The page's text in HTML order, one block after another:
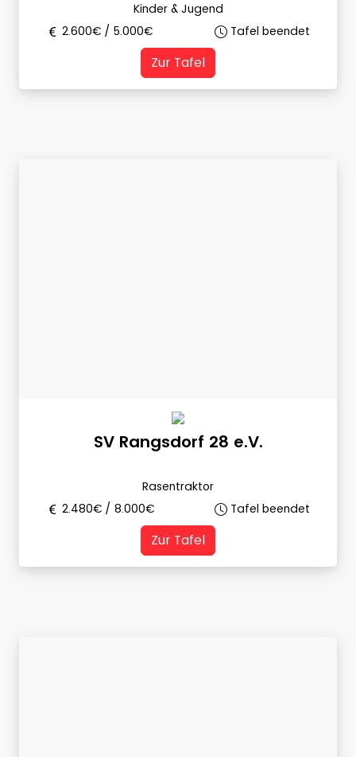
Kinder & Jugend
2.600€ / 5.000€ Tafel beendet
Zur Tafel
SV Rangsdorf 28 e.V.
Rasentraktor
2.480€ / 8.000€ Tafel beendet
Zur Tafel